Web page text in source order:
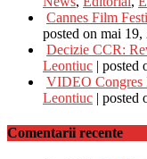
Cannes Film
posted on mai 19,
Decizie CCR:
Leontiuc | posted
VIDEO Congres
Leontiuc | posted
Comentarii recente